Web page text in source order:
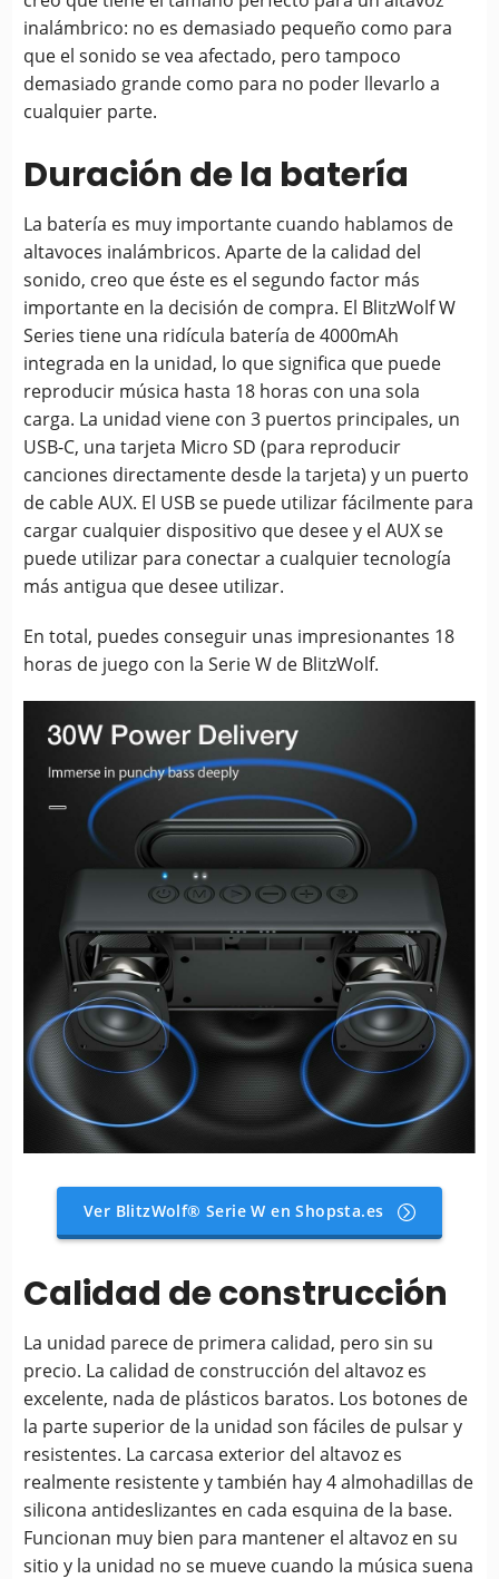
inalámbrico: no es demasiado pequeño como para
que el sonido se vea afectado, pero tampoco
demasiado grande como para no poder llevarlo a
cualquier parte.
Duración de la batería
La batería es muy importante cuando hablamos de
altavoces inalámbricos. Aparte de la calidad del
sonido, creo que éste es el segundo factor más
importante en la decisión de compra. El BlitzWolf W
Series tiene una ridícula batería de 4000mAh
integrada en la unidad, lo que significa que puede
reproducir música hasta 18 horas con una sola
carga. La unidad viene con 3 puertos principales, un
USB-C, una tarjeta Micro SD (para reproducir
canciones directamente desde la tarjeta) y un puerto
de cable AUX. El USB se puede utilizar fácilmente para
cargar cualquier dispositivo que desee y el AUX se
puede utilizar para conectar a cualquier tecnología
más antigua que desee utilizar.
En total, puedes conseguir unas impresionantes 18
horas de juego con la Serie W de BlitzWolf.
Ver BlitzWolf® Serie W en Shopsta.es
Calidad de construcción
La unidad parece de primera calidad, pero sin su
precio. La calidad de construcción del altavoz es
excelente, nada de plásticos baratos. Los botones de
la parte superior de la unidad son fáciles de pulsar y
resistentes. La carcasa exterior del altavoz es
realmente resistente y también hay 4 almohadillas de
silicona antideslizantes en cada esquina de la base.
Funcionan muy bien para mantener el altavoz en su
sitio y la unidad no se mueve cuando la música suena